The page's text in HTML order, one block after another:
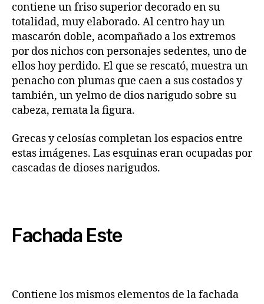
contiene un friso superior decorado en su
totalidad, muy elaborado. Al centro hay un
mascarón doble, acompañado a los extremos
por dos nichos con personajes sedentes, uno de
ellos hoy perdido. El que se rescató, muestra un
penacho con plumas que caen a sus costados y
también, un yelmo de dios narigudo sobre su
cabeza, remata la figura.
Grecas y celosías completan los espacios entre
estas imágenes. Las esquinas eran ocupadas por
cascadas de dioses narigudos.
Fachada Este
Contiene los mismos elementos de la fachada